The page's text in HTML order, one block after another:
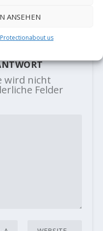
ANSEHEN
about us
wird nicht
Felder